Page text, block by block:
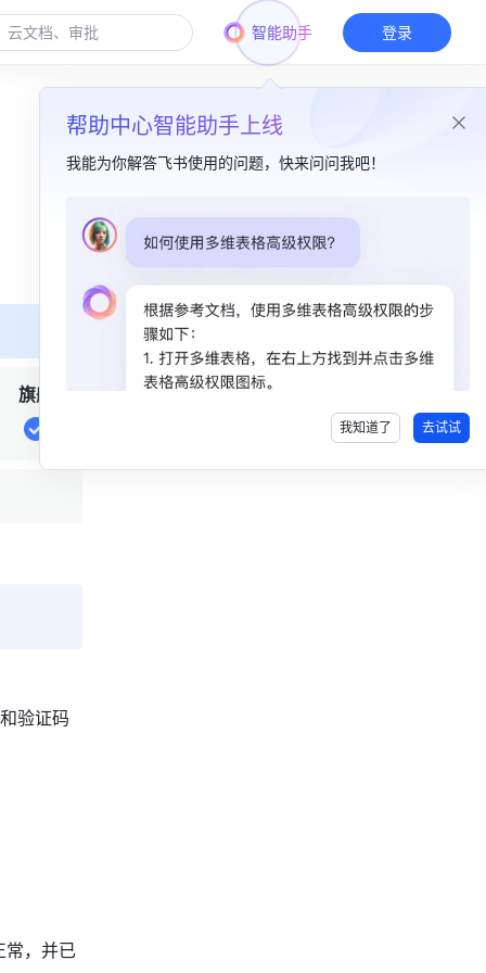
智能助手
帮助中心智能助手上线
我能为你解答飞书使用的问题，快来问问我吧！
我知道了 去试试
登录
旗舰
验证码
常，并已
二、操作流程​
开启两步验证​